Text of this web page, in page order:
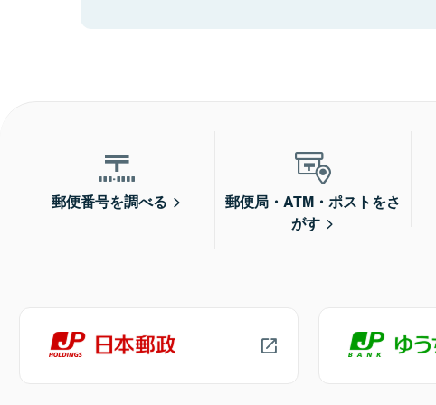
郵便番号を調べる
郵便局・ATM・ポストをさ
がす